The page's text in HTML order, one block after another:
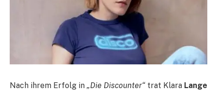
Nach ihrem Erfolg in „Die Discounter“ trat Klara Lange